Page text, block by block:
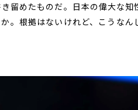
留めたものだ。日本の偉大な
。根拠はないけれど、こうな